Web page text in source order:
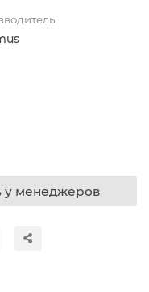
у менеджеров